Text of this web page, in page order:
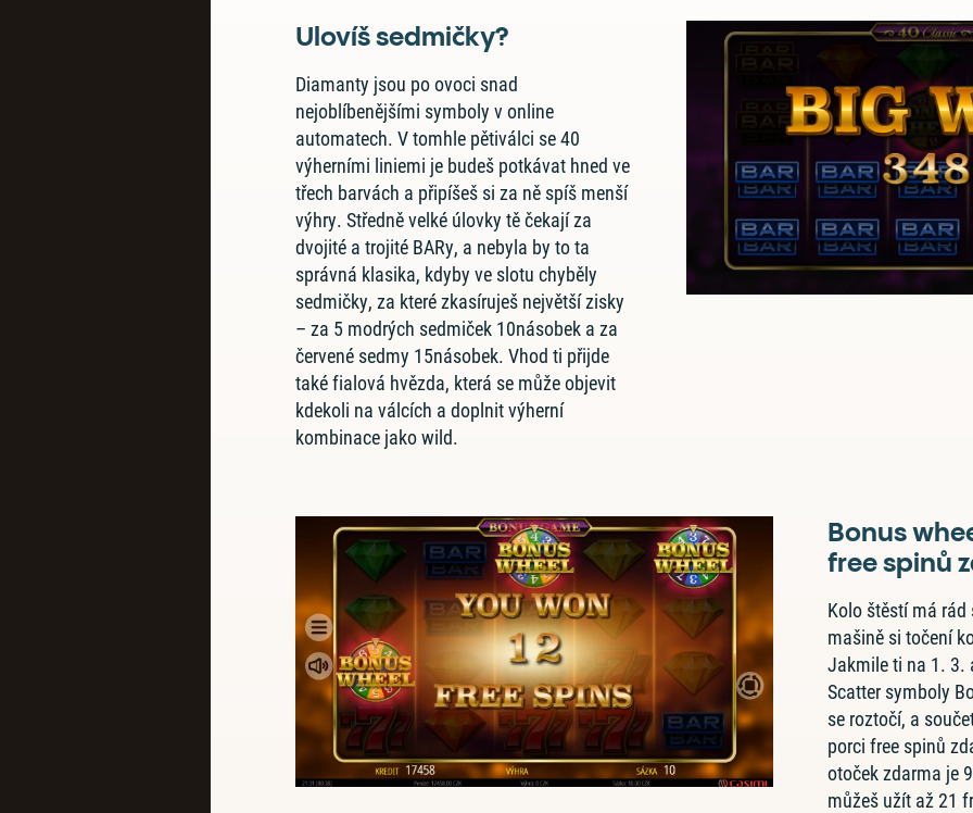
Ulovíš sedmičky?
Diamanty jsou po ovoci snad
nejoblíbenějšími symboly v online
automatech. V tomhle pětiválci se 40
výherními liniemi je budeš potkávat hned ve
třech barvách a připíšeš si za ně spíš menší
výhry. Středně velké úlovky tě čekají za
dvojité a trojité BARy, a nebyla by to ta
správná klasika, kdyby ve slotu chyběly
sedmičky, za které zkasíruješ největší zisky
– za 5 modrých sedmiček 10násobek a za
červené sedmy 15násobek. Vhod ti přijde
také fialová hvězda, která se může objevit
kdekoli na válcích a doplnit výherní
kombinace jako wild.
Bonus
free spinů
Kolo štěstí má rád
mašině si točení
Jakmile ti na 1. 3.
Scatter symboly
se roztočí, a
porci free spinů
otoček zdarma je
můžeš užít až 21